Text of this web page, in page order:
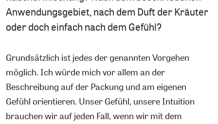
Anwendungsgebiet, nach dem Duft der Kräuter
oder doch einfach nach dem Gefühl?
Grundsätzlich ist jedes der genannten Vorgehen
möglich. Ich würde mich vor allem an der
Beschreibung auf der Packung und am eigenen
Gefühl orientieren. Unser Gefühl, unsere Intuition
brauchen wir auf jeden Fall, wenn wir mit dem